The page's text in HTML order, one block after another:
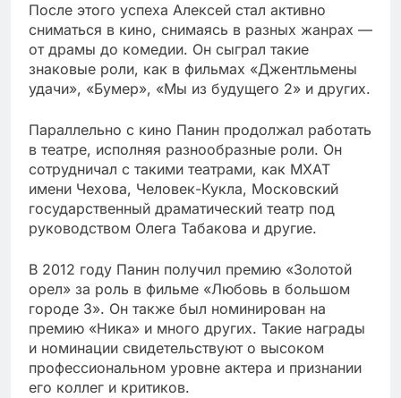
После этого успеха Алексей стал активно
сниматься в кино, снимаясь в разных жанрах —
от драмы до комедии. Он сыграл такие
знаковые роли, как в фильмах «Джентльмены
удачи», «Бумер», «Мы из будущего 2» и других.
Параллельно с кино Панин продолжал работать
в театре, исполняя разнообразные роли. Он
сотрудничал с такими театрами, как МХАТ
имени Чехова, Человек-Кукла, Московский
государственный драматический театр под
руководством Олега Табакова и другие.
В 2012 году Панин получил премию «Золотой
орел» за роль в фильме «Любовь в большом
городе 3». Он также был номинирован на
премию «Ника» и много других. Такие награды
и номинации свидетельствуют о высоком
профессиональном уровне актера и признании
его коллег и критиков.